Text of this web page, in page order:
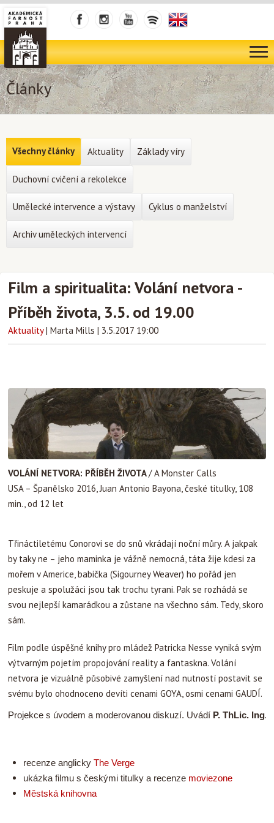
Články
Film a spiritualita: Volání netvora -
Příběh života, 3.5. od 19.00
Aktuality | Marta Mills | 3.5.2017 19:00
VOLÁNÍ NETVORA: PŘÍBĚH ŽIVOTA/ A Monster Calls
USA – Španělsko 2016, Juan Antonio Bayona, české titulky, 108
min., od 12 let
Třináctiletému Conorovi se do snů vkrádají noční můry. A jakpak
by taky ne – jeho maminka je vážně nemocná, táta žije kdesi za
mořem v Americe, babička (Sigourney Weaver) ho pořád jen
peskuje a spolužáci jsou tak trochu tyrani. Pak se rozhádá se
svou nejlepší kamarádkou a zůstane na všechno sám. Tedy, skoro
sám.
Film podle úspěšné knihy pro mládež Patricka Nesse vyniká svým
výtvarným pojetím propojování reality a fantaskna. Volání
netvora je vizuálně působivé zamyšlení nad nutností postavit se
svému bylo ohodnoceno devíti cenami GOYA, osmi cenami GAUDÍ.
Projekce s úvodem a moderovanou diskuzí. Uvádí P. ThLic. Ing.
recenze anglicky The Verge
ukázka filmu s českými titulky a recenze moviezone
Městská knihovna
Všechny články Aktuality Základy víry
Duchovní cvičení a rekolekce
Umělecké intervence a výstavy Cyklus o manželství
Archiv uměleckých intervencí